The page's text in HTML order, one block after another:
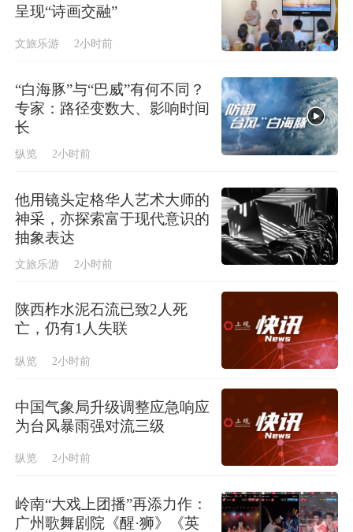
呈现“诗画交融”
文旅乐游 2小时前
“白海豚”与“巴威”有何不同？
专家：路径变数大、影响时间
长
纵览 2小时前
他用镜头定格华人艺术大师的
神采，亦探索富于现代意识的
抽象表达
文旅乐游 2小时前
陕西柞水泥石流已致2人死
亡，仍有1人失联
纵览 2小时前
中国气象局升级调整应急响应
为台风暴雨强对流三级
纵览 2小时前
岭南“大戏上团播”再添力作：
广州歌舞剧院《醒·狮》《英